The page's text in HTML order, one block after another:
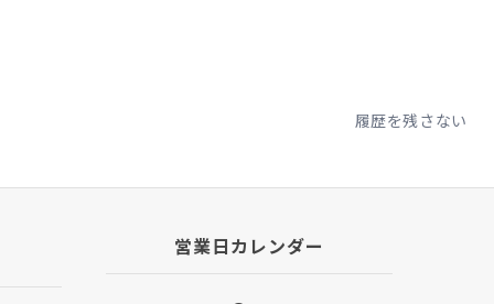
履歴を残さない
営業日カレンダー